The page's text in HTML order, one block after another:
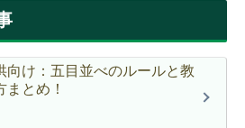
向け：五目並べのルールと教
まとめ！